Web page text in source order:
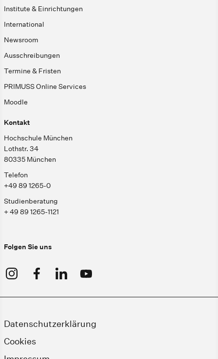
Institute & Einrichtungen
International
Newsroom
Ausschreibungen
Termine & Fristen
PRIMUSS Online Services
Moodle
Kontakt
Hochschule München
Lothstr. 34
80335 München
Telefon
+49 89 1265-0
Studienberatung
+ 49 89 1265-1121
Folgen Sie uns
Datenschutzerklärung
Cookies